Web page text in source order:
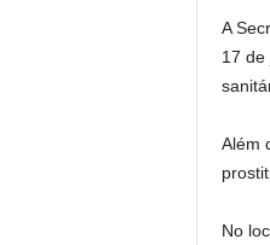
A
17 de
Além
No